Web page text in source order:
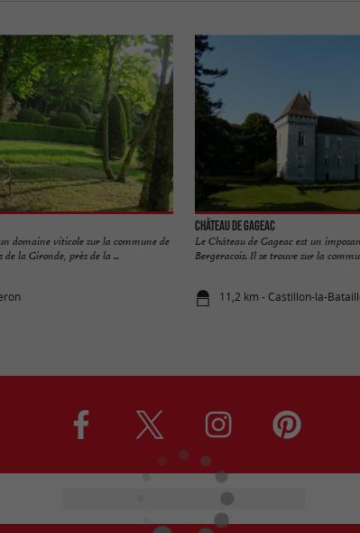
domaine viticole sur la commune de
la Gironde, près de la ...
Château de Gageac
Le Château de Gageac est un
Bergeracois. Il se trouve sur la
11,2 km - Castillon-la-